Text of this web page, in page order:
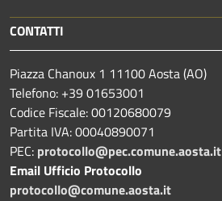
CONTATTI
Piazza Chanoux 1 11100 Aosta (AO)
Telefono: +39 01653001
Codice Fiscale: 00120680079
Partita IVA: 00040890071
PEC: protocollo@pec.comune.aosta.it
Email Ufficio Protocollo
protocollo@comune.aosta.it